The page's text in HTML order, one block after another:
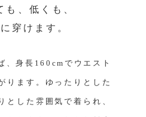
も、低くも、
穿けます。
、身長160cmでウエスト
ります。ゆったりとした
とした雰囲気で着られ、